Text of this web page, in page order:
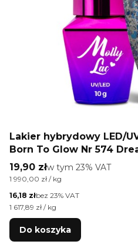
Lakier hybrydowy LED/
Born To Glow Nr 574
Cena brutto
19,90 złw tym %s VAT
w tym 23% VAT
Cena jednostkowa brutto
1 990,00 zł / kg
Cena netto
16,18 złbez 23% VAT
Cena jednostkowa netto
1 617,89 zł / kg
Do koszyka